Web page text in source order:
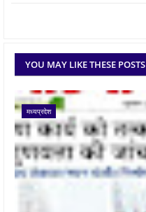
YOU MAY LIKE THESE POSTS
मध्यप्रदेश